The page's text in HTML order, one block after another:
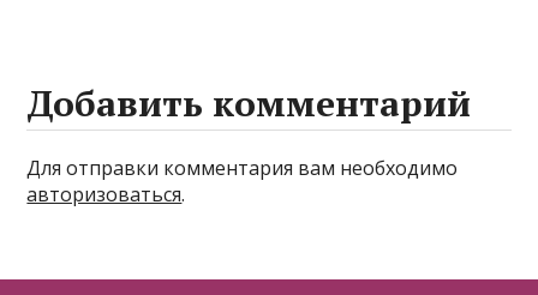
Добавить комментарий
Для отправки комментария вам необходимо
авторизоваться.